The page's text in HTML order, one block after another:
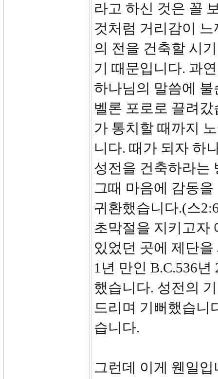
라고 하신 것은 꼴
것처럼 거리감이
의 전을 건축할 시
기 때문입니다. 과
하나님의 말씀에
벨론 포로로 끌려
가 통치할 때까지
니다. 때가 되자 하
성전을 건축하라는
그때 마음에 감동
귀환했습니다.(스
초막절을 지키고자
있었던 곳에 제단
1년 만인 B.C.536
했습니다. 성전의
드리며 기뻐했습니
습니다.
그런데 이게 웬일